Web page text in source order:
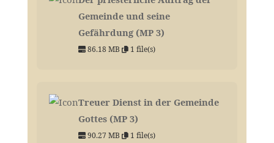
Gemeinde und seine
Gefährdung (MP 3)
86.18 MB 1 file(s)
Treuer Dienst in der Gemeinde
Gottes (MP 3)
90.27 MB 1 file(s)